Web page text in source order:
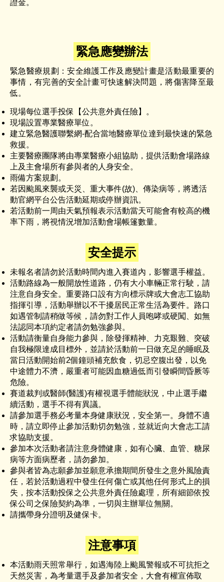
證金。
緊急應變辦法
緊急醫療規劃：安全維護工作及應變計畫是活動最重要的
事情，有完善的安全計畫可快速解決問題，將傷害降至最
低。
現場每位選手投保【公共意外責任險】。
現場設置專業醫療單位。
建立緊急醫護聯繫網-配合當地醫療單位達到最快速的緊急
救援。
主要醫療團隊將由專業醫療小組協助，提供活動會場路線
上及主會場所有參與者的人身安全。
雨備方案規劃。
若因颱風來襲或天災、重大事件(故)、傳染病等，將透活
動官網平台公告活動延期或停辦資訊。
若活動前一周由天氣預報表示活動當天可能會有較高的機
率下雨，將視情況增加活動會場帳篷數量。
安全提示
未報名者請勿於活動時間內進入賽道內，影響選手權益。
活動路線為一般開放性道路，仍有大小車輛正常行駛，請
注意自身安全。重要路口設有方向標示牌或大會志工協助
指揮引導，活動舉辦以不干擾居民正常生活為要件。路口
如遇管制請稍做等候，請勿對工作人員咆哮或硬闖、如無
法認同本項約定者請勿勉強參與。
活動請衡量自身能力參與，除發揮精神、力克艱難、突破
自我極限達成目標外，並請於活動前一日做充足的睡眠及
當日活動開始前2個鐘頭補充飲食，切忌空腹出發，以免
中途體力不濟，嚴重者可能因血糖過低而引發瞬間昏厥等
危險。
賽道裁判或醫師(醫護)有權視選手體能狀況，中止選手繼
續活動，選手不得有異議。
請參加選手務必考量本身健康狀況，安全第一。身體不適
時，請立即停止參加活動切勿勉強，並就近向大會志工請
求協助支援。
參加本次活動者請注意身體健康，如有心臟、血管、糖尿
病等方面病歷者，請勿參加。
參與者皆為志願參加並願意承擔期間所發生之意外風險責
任，若於活動過程中發生任何傷亡或其他任何形式上的損
失，按本活動投保之公共意外責任險處理，所有細節依投
保公司之保險契約為準，一切與主辦單位無關。
請攜帶身分證明及健保卡。
注意事項
本活動雨天照常舉行，如遇海陸上颱風警報或不可抗拒之
天然災害，為考量選手及參加者安全，大會有權宣佈取